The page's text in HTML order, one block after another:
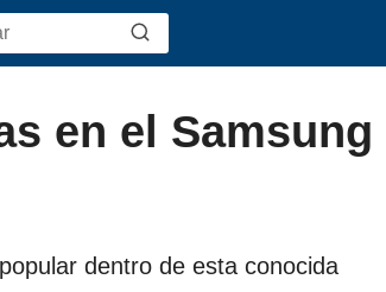
en el Samsung
dentro de esta conocida